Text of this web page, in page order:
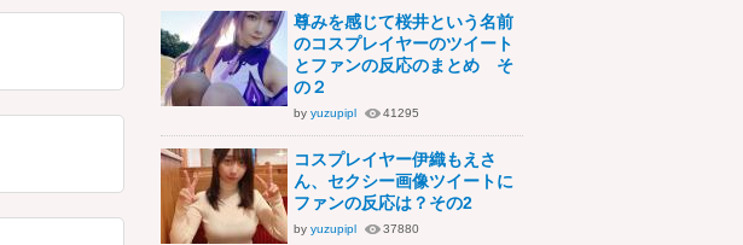
尊みを感じて桜井という名前
のコスプレイヤーのツイート
とファンの反応のまとめ そ
の２
by yuzupipl 41295
コスプレイヤー伊織もえさ
ん、セクシー画像ツイートに
ファンの反応は？その2
by yuzupipl 37880